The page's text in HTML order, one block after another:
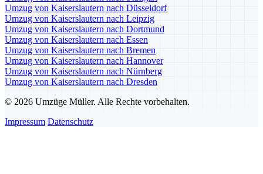
Umzug von Kaiserslautern nach Düsseldorf
Umzug von Kaiserslautern nach Leipzig
Umzug von Kaiserslautern nach Dortmund
Umzug von Kaiserslautern nach Essen
Umzug von Kaiserslautern nach Bremen
Umzug von Kaiserslautern nach Hannover
Umzug von Kaiserslautern nach Nürnberg
Umzug von Kaiserslautern nach Dresden
© 2026 Umzüge Müller. Alle Rechte vorbehalten.
Impressum Datenschutz